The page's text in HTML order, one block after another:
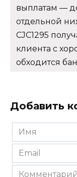
выплатам —
отдельной
CJC1295
клиента с
обходится
Добавить
Имя
*
Email
*
Комментарий